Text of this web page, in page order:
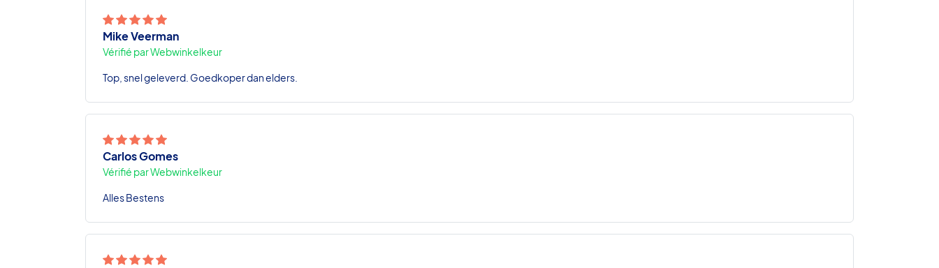
Mike Veerman
Vérifié par Webwinkelkeur
Top, snel geleverd. Goedkoper dan elders.
Carlos Gomes
Vérifié par Webwinkelkeur
Alles Bestens